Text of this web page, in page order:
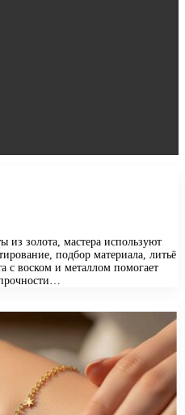
из золота, мастера используют
подбор материала, литьё
с воском и металлом помогает